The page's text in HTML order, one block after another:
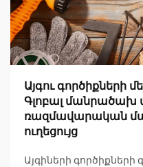
Այգու գործիքների
Գլոբալ մանրածախ
ռազմավարական
ուղեցույց
Այգիների գործիքների